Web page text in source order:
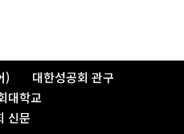
)
대한성공회 관구
대학교
신문